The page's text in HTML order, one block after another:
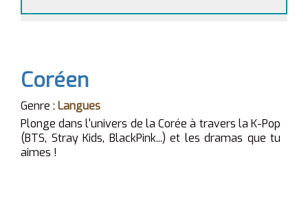
Coréen
Genre : Langues
Plonge dans l'univers de la Corée à travers la K-Pop
(BTS, Stray Kids, BlackPink...) et les dramas que tu
aimes !